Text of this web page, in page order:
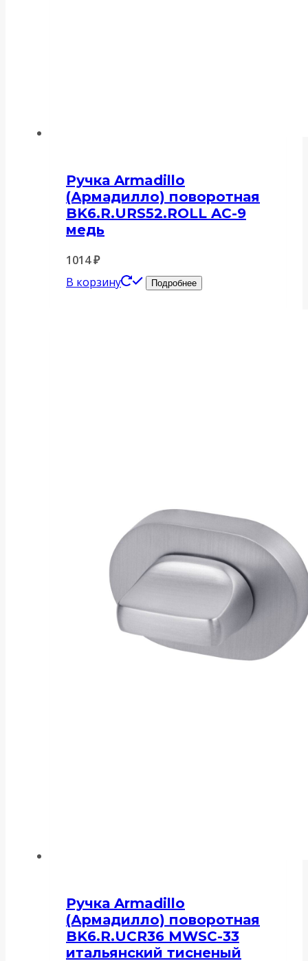
Ручка Armadillo
(Армадилло) поворотная
BK6.R.URS52.ROLL AC-9
медь
1014₽
В корзину
Подробнее
Ручка Armadillo
(Армадилло) поворотная
BK6.R.UCR36 MWSC-33
итальянский тисненый